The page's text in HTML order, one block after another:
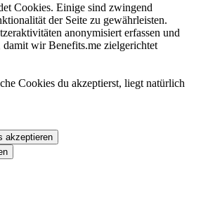
Cookies. Einige sind zwingend
der Seite zu gewährleisten.
anonymisiert erfassen und
damit wir Benefits.me zielgerichtet
Cookies du akzeptierst, liegt natürlich
akzeptieren